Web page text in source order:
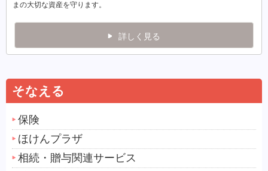
まの大切な資産を守ります。
詳しく見る
そなえる
保険
ほけんプラザ
相続・贈与関連サービス